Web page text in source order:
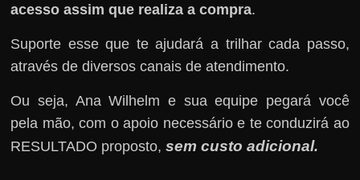
acesso assim que realiza a compra.
Suporte esse que te ajudará a trilhar cada passo,
através de diversos canais de atendimento.
Ou seja, Ana Wilhelm e sua equipe pegará você
pela mão, com o apoio necessário e te conduzirá ao
RESULTADO proposto,sem custo adicional.